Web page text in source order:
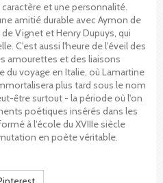
et une personnalité.
amitié durable avec Aymon de
Vignet et Henry Dupuys, qui
C'est aussi l'heure de l'éveil des
amourettes et des liaisons
du voyage en Italie, où Lamartine
plus tard sous le nom
être surtout - la période où l'on
poétiques insérés dans les
à l'école du XVIIIe siècle
en poète véritable.